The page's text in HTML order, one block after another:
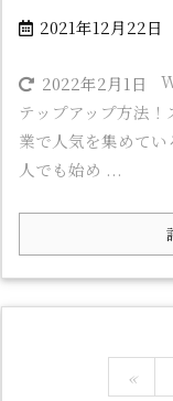
2021年12月22日
2022年2月1日
テップアップ方法
業で人気を集めて
人でも始め ...
«